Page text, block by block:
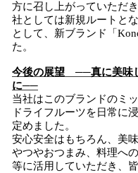
方に召し上がっていただ
社としては新規ルートと
として、新ブランド「
た。
今後の展望 ──真に美味
に──
当社はこのブランドのミ
ドライフルーツを日常に
定めました。
安心安全はもちろん、美
やつやおつまみ、料理へ
等に活用していただき、